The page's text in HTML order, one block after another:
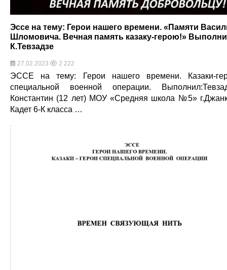
Эссе на тему: Герои нашего времени. «Памяти
Шломовича. Вечная память казаку-герою!»
К.Тевзадзе
27.02.2023 2 222
ЭССЕ на тему: Герои нашего времени. Казаки-
специальной военной операции.
Константин (12 лет) МОУ «Средняя школа №5»
Кадет 6-К класса …